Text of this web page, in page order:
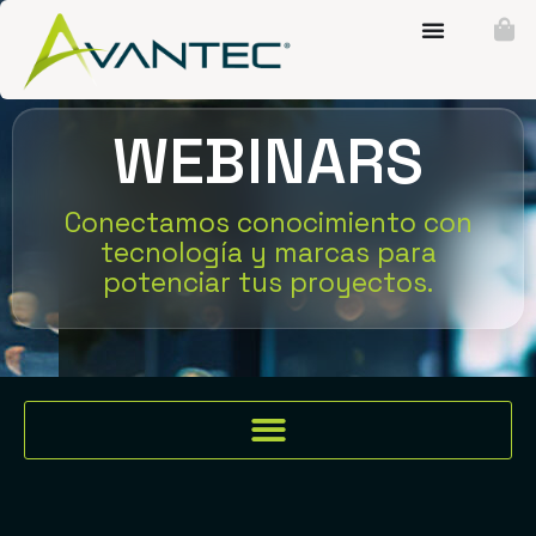
WEBINARS
Conectamos conocimiento con
tecnología y marcas para
potenciar tus proyectos.